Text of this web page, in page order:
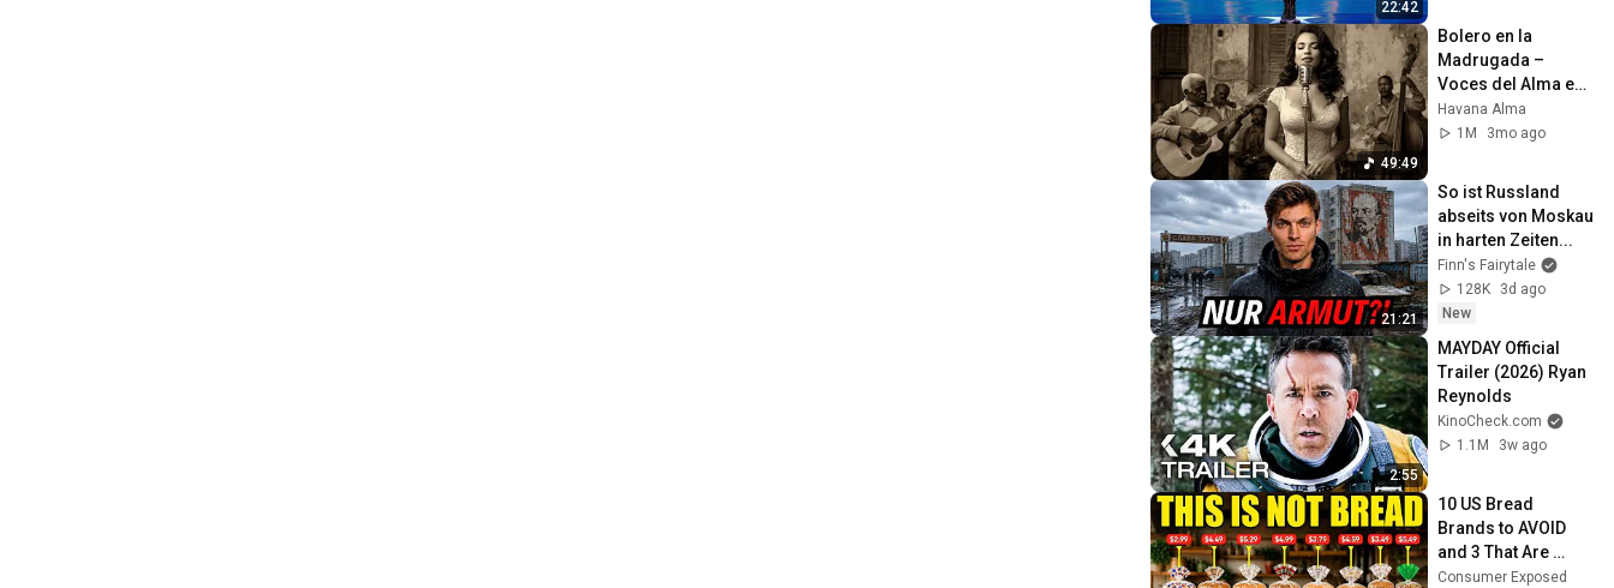
22:42
49:49
Bolero en la
Madrugada –
Voces del Alma en
La Habana
Havana Alma
1M
3mo ago
21:21
So ist Russland
abseits von Moskau
in harten Zeiten...
Finn's Fairytale
128K
3d ago
New
2:55
MAYDAY Official
Trailer (2026) Ryan
Reynolds
KinoCheck.com
1.1M
3w ago
10 US Bread
Brands to AVOID
and 3 That Are
Actually Safe
Consumer Exposed